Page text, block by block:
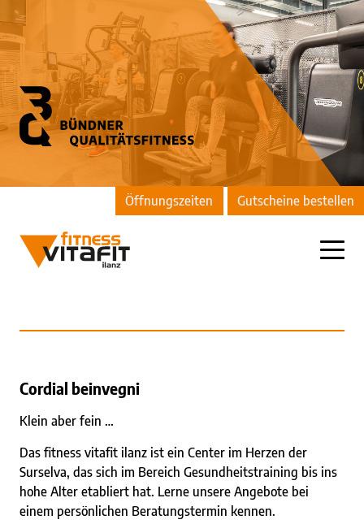
Öffnungszeiten Gutscheine bestellen
Cordial beinvegni
Klein aber fein …
Das fitness vitafit ilanz ist ein Center im Herzen der
Surselva, das sich im Bereich Gesundheitstraining bis ins
hohe Alter etabliert hat. Lerne unsere Angebote bei
einem persönlichen Beratungstermin kennen.